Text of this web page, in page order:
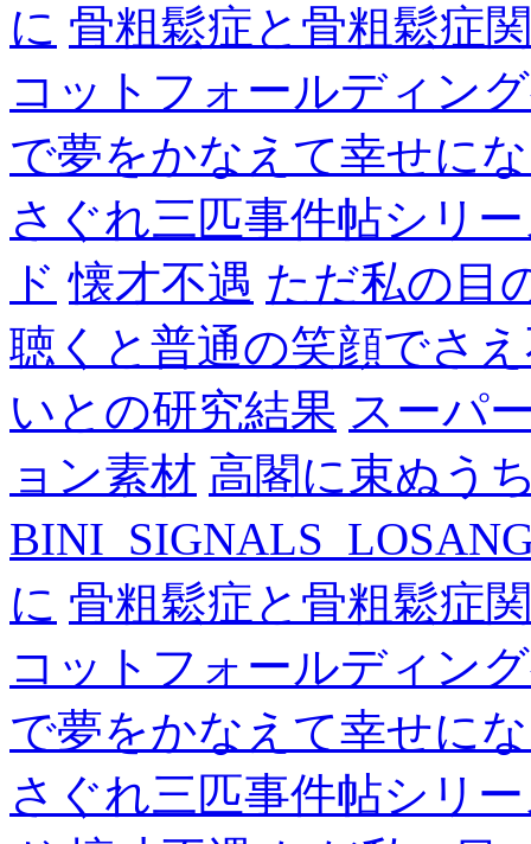
に 骨粗鬆症と骨粗鬆症
コットフォールディン
で夢をかなえて幸せに
さぐれ三匹事件帖シリ
ド 懐才不遇 ただ私の目
聴くと普通の笑顔でさ
いとの研究結果 スーパ
ョン素材 高閣に束ぬう
に 骨粗鬆症と骨粗鬆症
コットフォールディン
で夢をかなえて幸せに
さぐれ三匹事件帖シリ